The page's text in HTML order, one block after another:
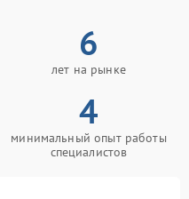
6
лет на рынке
4
минимальный опыт работы
специалистов